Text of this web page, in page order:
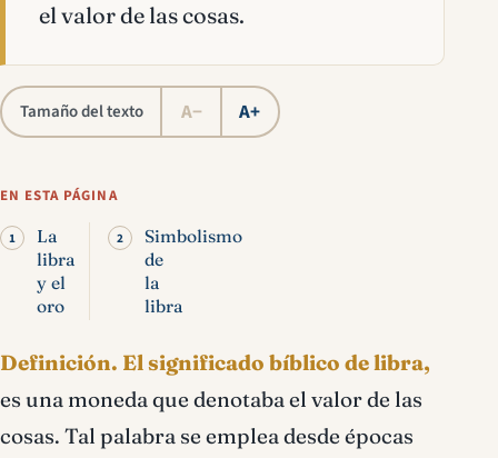
el valor de las cosas.
Tamaño del texto A− A+
EN ESTA PÁGINA
La
libra
y el
oro
Simbolismo
de
la
libra
Definición. El significado bíblico de libra,
es una moneda que denotaba el valor de las
cosas. Tal palabra se emplea desde épocas